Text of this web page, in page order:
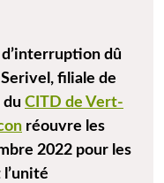
dû
filiale de
CITD de Vert-
réouvre les
2022 pour les